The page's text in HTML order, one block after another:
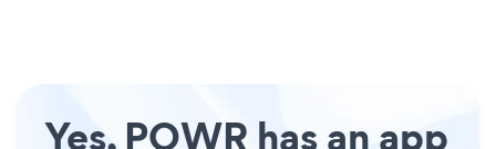
Yes, POWR has an app